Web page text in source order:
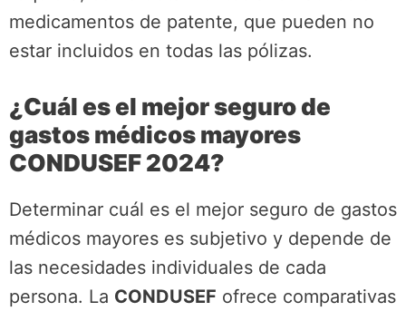
medicamentos de patente, que pueden no
estar incluidos en todas las pólizas.
¿Cuál es el mejor seguro de
gastos médicos mayores
CONDUSEF 2024?
Determinar cuál es el mejor seguro de gastos
médicos mayores es subjetivo y depende de
las necesidades individuales de cada
persona. La CONDUSEF ofrece comparativas